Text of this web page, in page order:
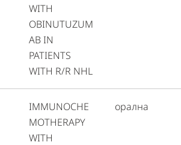
WITH
OBINUTUZUM
AB IN
PATIENTS
WITH R/R NHL
IMMUNOCHE
MOTHERAPY
WITH
орална